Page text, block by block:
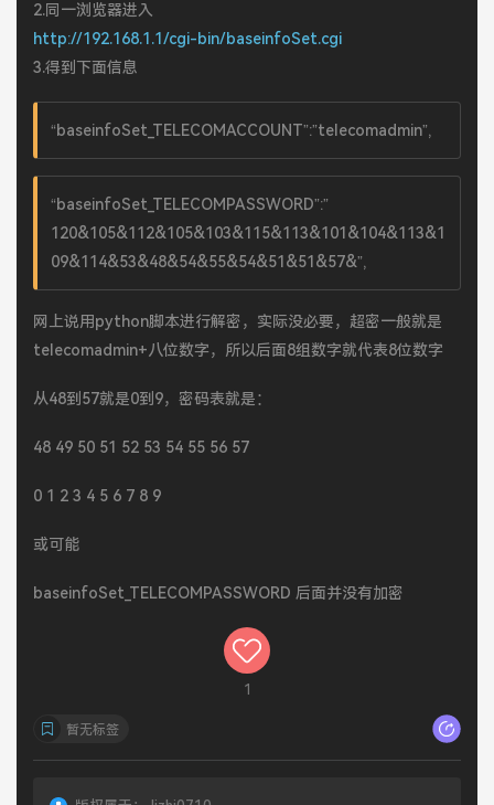
2.同一浏览器进入
http://192.168.1.1/cgi-bin/baseinfoSet.cgi
3.得到下面信息
“baseinfoSet_TELECOMACCOUNT”:”telecomadmin”,
“baseinfoSet_TELECOMPASSWORD”:”
120&105&112&105&103&115&113&101&104&113&1
09&114&53&48&54&55&54&51&51&57&”,
网上说用python脚本进行解密，实际没必要，超密一般就是
telecomadmin+八位数字，所以后面8组数字就代表8位数字
从48到57就是0到9，密码表就是：
48 49 50 51 52 53 54 55 56 57
0 1 2 3 4 5 6 7 8 9
或可能
baseinfoSet_TELECOMPASSWORD 后面并没有加密
1
暂无标签